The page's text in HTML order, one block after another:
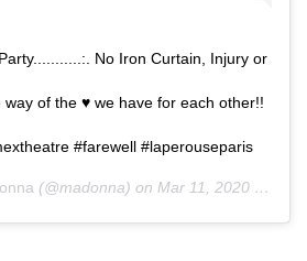
No Iron Curtain, Injury or
of the ♥️ we have for each other!!
#farewell #laperouseparis
(@madonna) on Mar 11, 2020 at 10:24am PDT